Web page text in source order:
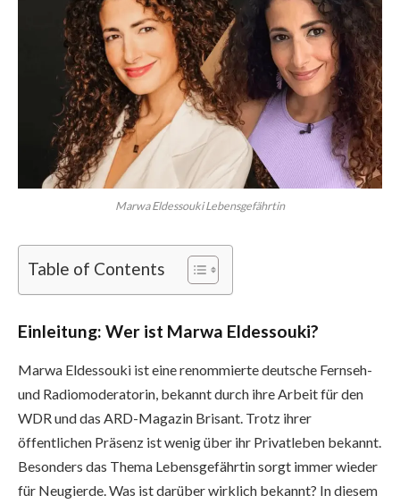
Marwa Eldessouki Lebensgefährtin
Table of Contents
Einleitung: Wer ist Marwa Eldessouki?
Marwa Eldessouki ist eine renommierte deutsche Fernseh-
und Radiomoderatorin, bekannt durch ihre Arbeit für den
WDR und das ARD-Magazin Brisant. Trotz ihrer
öffentlichen Präsenz ist wenig über ihr Privatleben bekannt.
Besonders das Thema Lebensgefährtin sorgt immer wieder
für Neugierde. Was ist darüber wirklich bekannt? In diesem